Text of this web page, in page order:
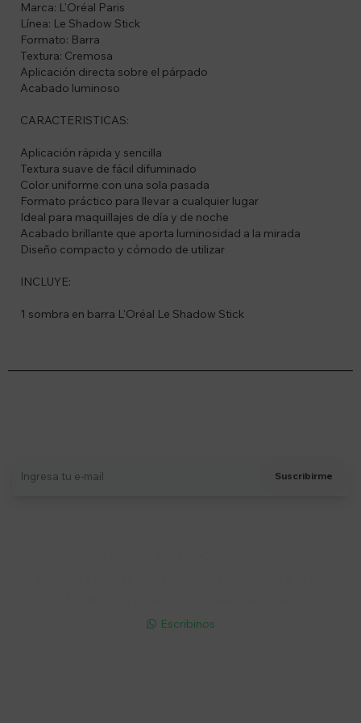
Marca: L'Oréal Paris
Línea: Le Shadow Stick
Formato: Barra
Textura: Cremosa
Aplicación directa sobre el párpado
Acabado luminoso
CARACTERISTICAS:
Aplicación rápida y sencilla
Textura suave de fácil difuminado
Color uniforme con una sola pasada
Formato práctico para llevar a cualquier lugar
Ideal para maquillajes de día y de noche
Acabado brillante que aporta luminosidad a la mirada
Diseño compacto y cómodo de utilizar
INCLUYE:
1 sombra en barra L'Oréal Le Shadow Stick
Suscribirme
 Escribinos